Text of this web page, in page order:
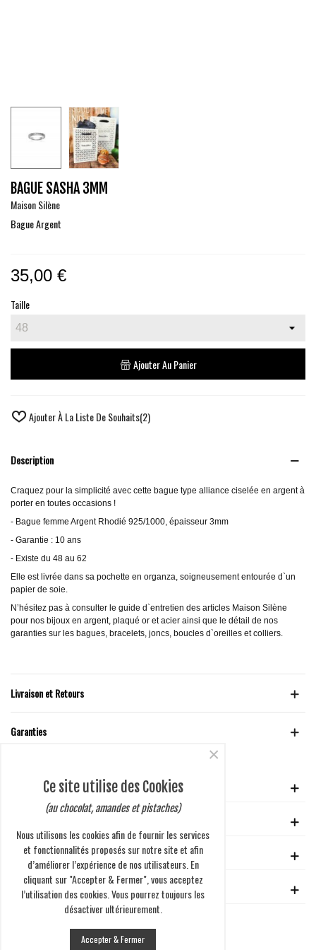
BAGUE SASHA 3MM
Maison Silène
Bague Argent
35,00 €
Taille
Ajouter Au Panier
Ajouter À La Liste De Souhaits(2)
Description
Craquez pour la simplicité avec cette bague type alliance ciselée en argent à
porter en toutes occasions !
- Bague femme Argent Rhodié 925/1000, épaisseur 3mm
- Garantie : 10 ans
- Existe du 48 au 62
Elle est livrée dans sa pochette en organza, soigneusement entourée d`un
papier de soie.
N’hésitez pas à consulter le guide d`entretien des articles Maison Silène
pour nos bijoux en argent, plaqué or et acier ainsi que le détail de nos
garanties sur les bagues, bracelets, joncs, boucles d`oreilles et colliers.
Livraison et Retours
Garanties
VOTRE COMPTE
EN SAVOIR PLUS
ENTREPRISE
Ce site utilise des Cookies
(au chocolat, amandes et pistaches)
Nous utilisons les cookies afin de fournir les services
et fonctionnalités proposés sur notre site et afin
d’améliorer l’expérience de nos utilisateurs. En
cliquant sur "Accepter & Fermer", vous acceptez
l’utilisation des cookies. Vous pourrez toujours les
désactiver ultérieurement.
Accepter & Fermer
×